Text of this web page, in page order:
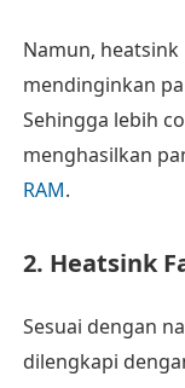
Namun,
mendinginkan
Sehingga lebih
menghasilkan
RAM.
2. Heatsink
Sesuai dengan
dilengkapi